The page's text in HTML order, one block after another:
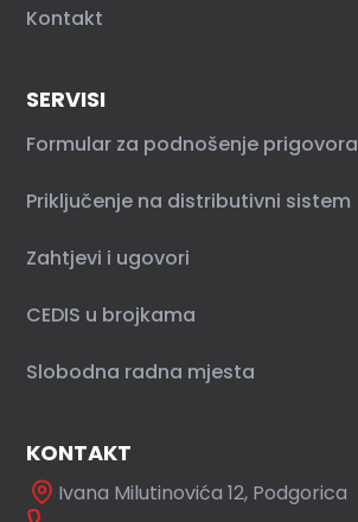
Kontakt
SERVISI
Formular za podnošenje prigovora
Priključenje na distributivni sistem
Zahtjevi i ugovori
CEDIS u brojkama
Slobodna radna mjesta
KONTAKT
Ivana Milutinovića 12, Podgorica